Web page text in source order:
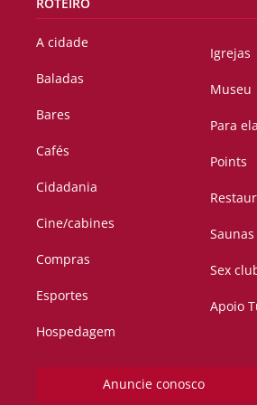
A cidade
Baladas
Bares
Cafés
Cidadania
Cine/cabines
Compras
Esportes
Hospedagem
Igrejas
Museu
Para
Points
Saunas
Sex
Apoio
Anuncie conosco